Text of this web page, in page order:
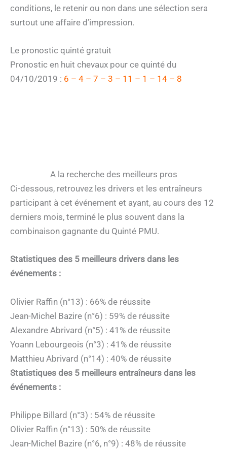
conditions, le retenir ou non dans une sélection sera
surtout une affaire d’impression.
Le pronostic quinté gratuit
Pronostic en huit chevaux pour ce quinté du
04/10/2019 : 6 – 4 – 7 – 3 – 11 – 1 – 14 – 8
A la recherche des meilleurs pros
Ci-dessous, retrouvez les drivers et les entraîneurs
participant à cet événement et ayant, au cours des 12
derniers mois, terminé le plus souvent dans la
combinaison gagnante du Quinté PMU.
Statistiques des 5 meilleurs drivers dans les
événements :
Olivier Raffin (n°13) : 66% de réussite
Jean-Michel Bazire (n°6) : 59% de réussite
Alexandre Abrivard (n°5) : 41% de réussite
Yoann Lebourgeois (n°3) : 41% de réussite
Matthieu Abrivard (n°14) : 40% de réussite
Statistiques des 5 meilleurs entraîneurs dans les
événements :
Philippe Billard (n°3) : 54% de réussite
Olivier Raffin (n°13) : 50% de réussite
Jean-Michel Bazire (n°6, n°9) : 48% de réussite